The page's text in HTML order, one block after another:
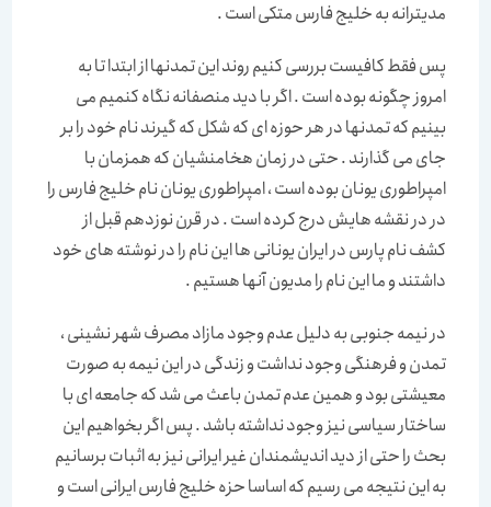
مدیترانه به خلیج فارس متکی است .
پس فقط کافیست بررسی کنیم روند این تمدنها از ابتدا تا به
امروز چگونه بوده است . اگر با دید منصفانه نگاه کنمیم می
بینیم که تمدنها در هر حوزه ای که شکل که گیرند نام خود را بر
جای می گذارند . حتی در زمان هخامنشیان که همزمان با
امپراطوری یونان بوده است ، امپراطوری یونان نام خلیج فارس را
در در نقشه هایش درج کرده است . در قرن نوزدهم قبل از
کشف نام پارس در ایران یونانی ها این نام را در نوشته های خود
داشتند و ما این نام را مدیون آنها هستیم .
در نیمه جنوبی به دلیل عدم وجود مازاد مصرف شهر نشینی ،
تمدن و فرهنگی وجود نداشت و زندگی در این نیمه به صورت
معیشتی بود و همین عدم تمدن باعث می شد که جامعه ای با
ساختار سیاسی نیز وجود نداشته باشد . پس اگر بخواهیم این
بحث را حتی از دید اندیشمندان غیر ایرانی نیز به اثبات برسانیم
به این نتیجه می رسیم که اساسا حزه خلیج فارس ایرانی است و